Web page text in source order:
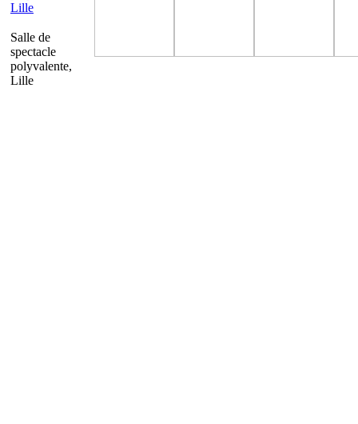
Salle de
spectacle
polyvalente,
Lille